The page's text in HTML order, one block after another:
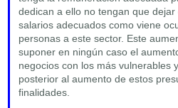
dedican a ello no tengan que
salarios adecuados como viene
personas a este sector. Este
suponer en ningún caso el
negocios con los más vulnerables
posterior al aumento de estos
finalidades.